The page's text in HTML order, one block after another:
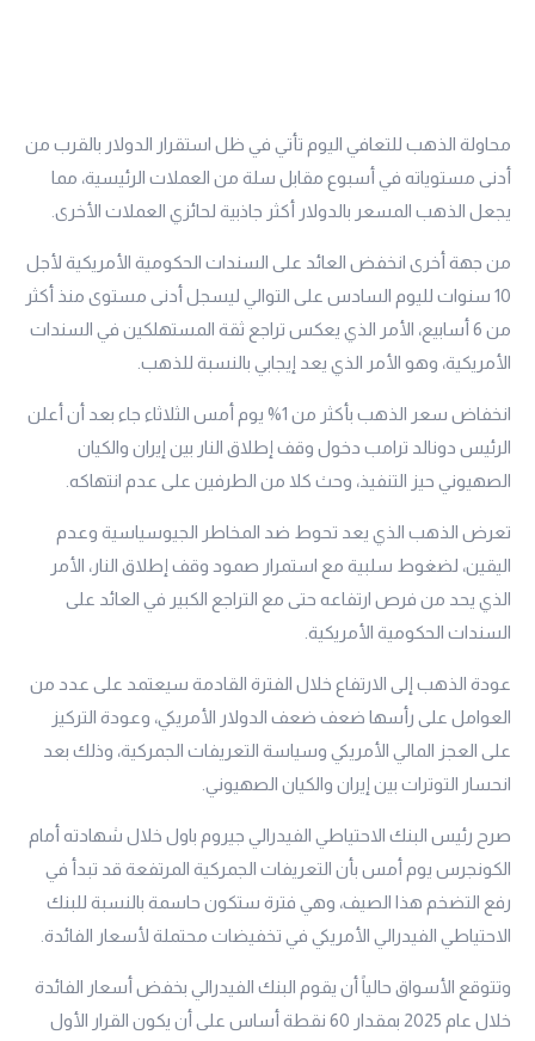
محاولة الذهب للتعافي اليوم تأتي في ظل استقرار الدولار بالقرب من
أدنى مستوياته في أسبوع مقابل سلة من العملات الرئيسية، مما
يجعل الذهب المسعر بالدولار أكثر جاذبية لحائزي العملات الأخرى.
من جهة أخرى انخفض العائد على السندات الحكومية الأمريكية لأجل
10 سنوات لليوم السادس على التوالي ليسجل أدنى مستوى منذ أكثر
من 6 أسابيع، الأمر الذي يعكس تراجع ثقة المستهلكين في السندات
الأمريكية، وهو الأمر الذي يعد إيجابي بالنسبة للذهب.
انخفاض سعر الذهب بأكثر من 1% يوم أمس الثلاثاء جاء بعد أن أعلن
الرئيس دونالد ترامب دخول وقف إطلاق النار بين إيران والكيان
الصهيوني حيز التنفيذ، وحث كلا من الطرفين على عدم انتهاكه.
تعرض الذهب الذي يعد تحوط ضد المخاطر الجيوسياسية وعدم
اليقين، لضغوط سلبية مع استمرار صمود وقف إطلاق النار، الأمر
الذي يحد من فرص ارتفاعه حتى مع التراجع الكبير في العائد على
السندات الحكومية الأمريكية.
عودة الذهب إلى الارتفاع خلال الفترة القادمة سيعتمد على عدد من
العوامل على رأسها ضعف ضعف الدولار الأمريكي، وعودة التركيز
على العجز المالي الأمريكي وسياسة التعريفات الجمركية، وذلك بعد
انحسار التوترات بين إيران والكيان الصهيوني.
صرح رئيس البنك الاحتياطي الفيدرالي جيروم باول خلال شهادته أمام
الكونجرس يوم أمس بأن التعريفات الجمركية المرتفعة قد تبدأ في
رفع التضخم هذا الصيف، وهي فترة ستكون حاسمة بالنسبة للبنك
الاحتياطي الفيدرالي الأمريكي في تخفيضات محتملة لأسعار الفائدة.
وتتوقع الأسواق حالياً أن يقوم البنك الفيدرالي بخفض أسعار الفائدة
خلال عام 2025 بمقدار 60 نقطة أساس على أن يكون القرار الأول